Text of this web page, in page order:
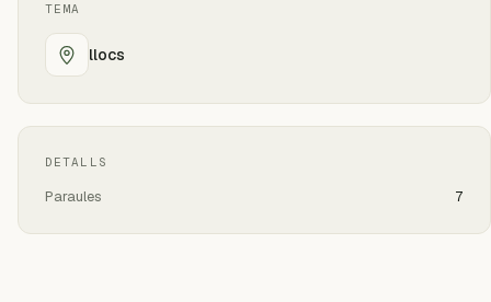
TEMA
llocs
DETALLS
Paraules 7